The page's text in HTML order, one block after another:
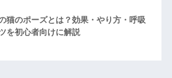
猫のポーズとは？効果・やり方・呼吸
を初心者向けに解説